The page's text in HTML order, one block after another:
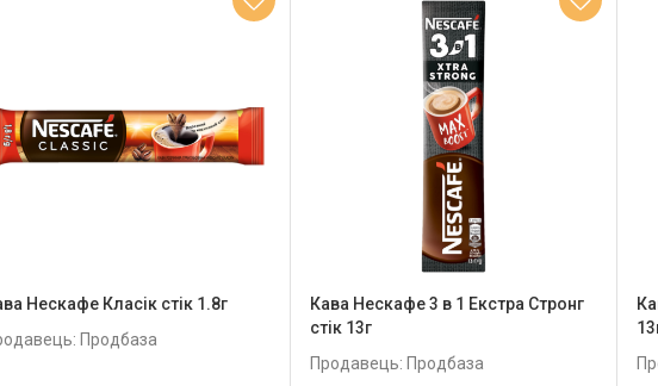
Нескафе Класік стік 1.8г
Продбаза
Кава Нескафе 3 в 1 Екстра Стронг
стік 13г
Продавець: Продбаза